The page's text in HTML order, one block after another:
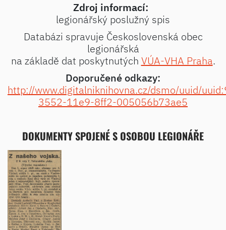
Zdroj informací:
legionářský poslužný spis
Databázi spravuje Československá obec
legionářská
na základě dat poskytnutých VÚA-VHA Praha.
Doporučené odkazy:
http://www.digitalniknihovna.cz/dsmo/uuid/
3552-11e9-8ff2-005056b73ae5
DOKUMENTY SPOJENÉ S OSOBOU LEGIONÁŘE